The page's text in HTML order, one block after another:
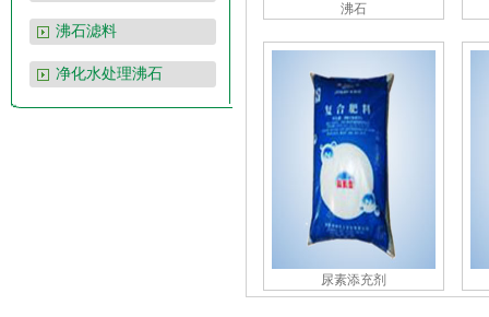
沸石滤料
净化水处理沸石
沸石
尿素添充剂